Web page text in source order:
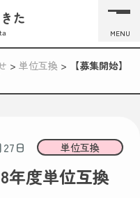
た
MENU
> 単位互換 >
【募集開始】
日 単位互換
年度単位互換